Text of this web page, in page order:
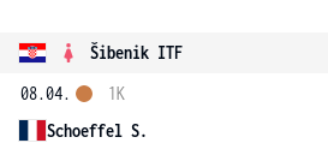
Šibenik ITF
08.04.
Schoeffel S.
1K